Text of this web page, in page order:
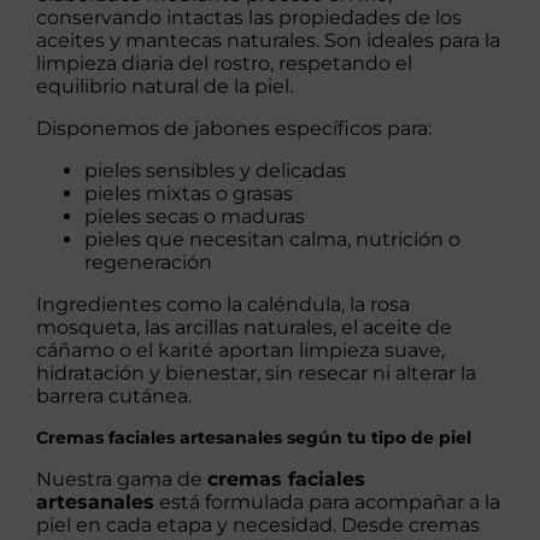
conservando intactas las propiedades de los
aceites y mantecas naturales. Son ideales para la
limpieza diaria del rostro, respetando el
equilibrio natural de la piel.
Disponemos de jabones específicos para:
pieles sensibles y delicadas
pieles mixtas o grasas
pieles secas o maduras
pieles que necesitan calma, nutrición o
regeneración
Ingredientes como la caléndula, la rosa
mosqueta, las arcillas naturales, el aceite de
cáñamo o el karité aportan limpieza suave,
hidratación y bienestar, sin resecar ni alterar la
barrera cutánea.
Cremas faciales artesanales según tu tipo de piel
Nuestra gama de cremas faciales
artesanales está formulada para acompañar a la
piel en cada etapa y necesidad. Desde cremas